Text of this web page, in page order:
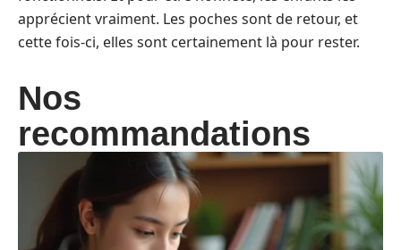
apprécient vraiment. Les poches sont de retour, et
cette fois-ci, elles sont certainement là pour rester.
Nos
recommandations